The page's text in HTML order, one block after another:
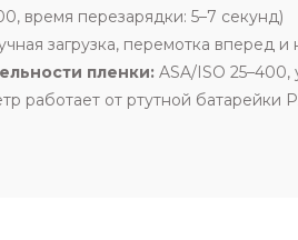
время перезарядки: 5–7 секунд)
загрузка, перемотка вперед и
пленки: ASA/ISO 25–400,
работает от ртутной батарейки